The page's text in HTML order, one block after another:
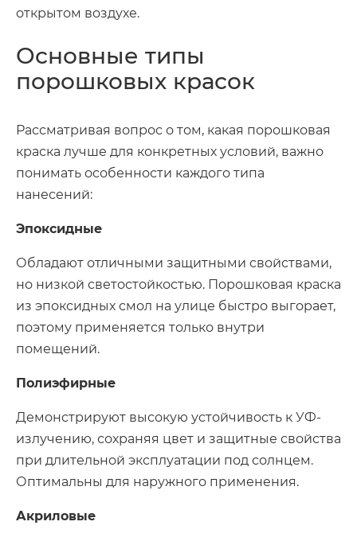
открытом воздухе.
Основные типы
порошковых красок
Рассматривая вопрос о том, какая порошковая
краска лучше для конкретных условий, важно
понимать особенности каждого типа
нанесений:
Эпоксидные
Обладают отличными защитными свойствами,
но низкой светостойкостью. Порошковая краска
из эпоксидных смол на улице быстро выгорает,
поэтому применяется только внутри
помещений.
Полиэфирные
Демонстрируют высокую устойчивость к УФ-
излучению, сохраняя цвет и защитные свойства
при длительной эксплуатации под солнцем.
Оптимальны для наружного применения.
Акриловые